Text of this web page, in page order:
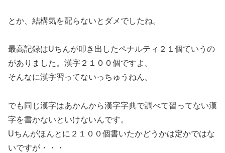
とか、結構気を配らないとダメでしたね。
最高記録はUちんが叩き出したペナルティ２１個ていうの
がありました。漢字２１００個ですよ。
そんなに漢字習ってないっちゅうねん。
でも同じ漢字はあかんから漢字字典で調べて習ってない漢
字を書かないといけないんです。
Uちんがほんとに２１００個書いたかどうかは定かではな
いですが・・・